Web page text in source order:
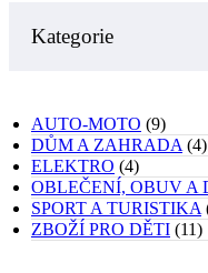
Kategorie
AUTO-MOTO (9)
DŮM A ZAHRADA (4)
ELEKTRO (4)
OBLEČENÍ, OBUV A
SPORT A TURISTIKA
ZBOŽÍ PRO DĚTI (11)